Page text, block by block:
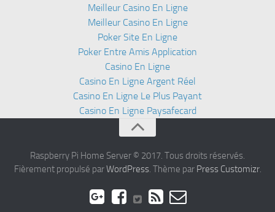
Meilleur Casino En Ligne
Meilleur Casino En Ligne
Poker Site En Ligne
Poker Entre Amis Application
Casino En Ligne
Casino En Ligne Argent Réel
Casino En Ligne Le Plus Payant
Casino En Ligne Paysafecard
Raspberry Pi Home Server © 2017. Tous droits réservés.
Fièrement propulsé parWordPress. Thème par Press Customizr.